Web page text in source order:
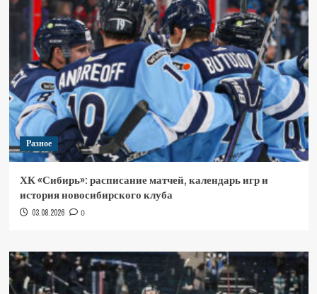
Разное
ХК «Сибирь»: расписание матчей, календарь игр и
история новосибирского клуба
03.08.2026 0